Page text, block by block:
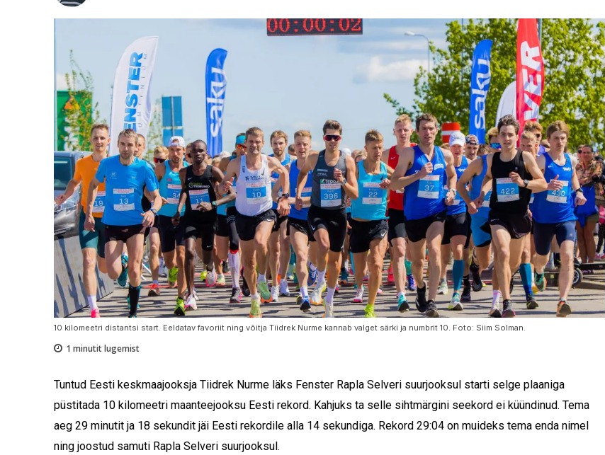
10 kilomeetri distantsi start. Eeldatav favoriit ning võitja Tiidrek Nurme kannab valget särki ja numbrit 10. Foto: Siim Solman.
1 minutit lugemist
Tuntud Eesti keskmaajooksja Tiidrek Nurme läks Fenster Rapla Selveri suurjooksul starti selge plaaniga
püstitada 10 kilomeetri maanteejooksu Eesti rekord. Kahjuks ta selle sihtmärgini seekord ei küündinud. Tema
aeg 29 minutit ja 18 sekundit jäi Eesti rekordile alla 14 sekundiga. Rekord 29:04 on muideks tema enda nimel
ning joostud samuti Rapla Selveri suurjooksul.